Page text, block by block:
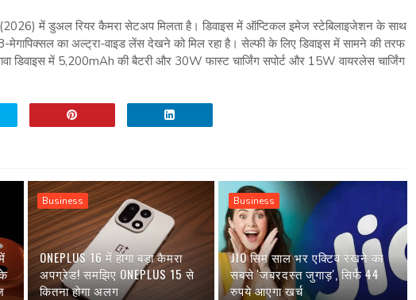
में डुअल रियर कैमरा सेटअप मिलता है। डिवाइस में ऑप्टिकल इमेज स्टेबिलाइजेशन के साथ
मेगापिक्सल का अल्ट्रा-वाइड लेंस देखने को मिल रहा है। सेल्फी के लिए डिवाइस में सामने की तरफ
डिवाइस में 5,200mAh की बैटरी और 30W फास्ट चार्जिंग सपोर्ट और 15W वायरलेस चार्जिंग
Business
ONEPLUS 16 में होगा बड़ा कैमरा
अपग्रेड! समझिए ONEPLUS 15 से
कितना होगा अलग
Business
JIO सिम साल भर एक्टिव रखने का
सबसे 'जबरदस्त जुगाड़', सिर्फ 44
रुपये आएगा खर्च